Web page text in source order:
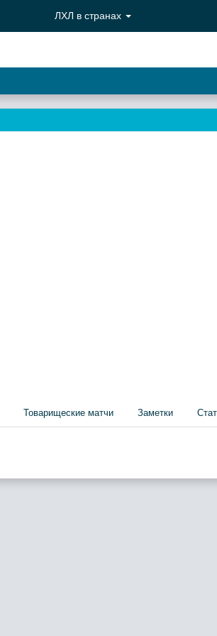
ЛХЛ в странах
Товарищеские матчи Заметки